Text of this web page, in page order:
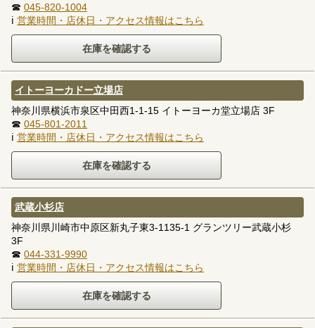
☎ 045-820-1004
ℹ 営業時間・店休日・アクセス情報はこちら
イトーヨーカドー立場店
神奈川県横浜市泉区中田西1-1-15 イトーヨーカ堂立場店 3F
☎ 045-801-2011
ℹ 営業時間・店休日・アクセス情報はこちら
武蔵小杉店
神奈川県川崎市中原区新丸子東3-1135-1 グランツリー武蔵小杉
3F
☎ 044-331-9990
ℹ 営業時間・店休日・アクセス情報はこちら